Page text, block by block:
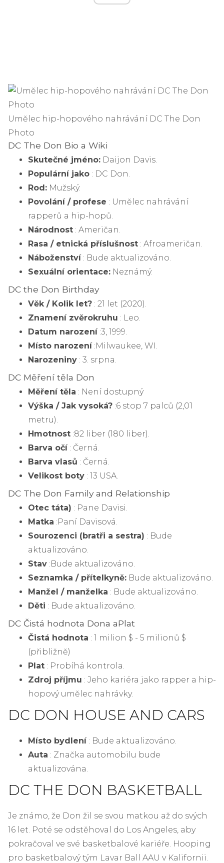
Umělec hip-hopového nahrávání DC The Don
Photo
DC The Don Bio a Wiki
Skutečné jméno: Daijon Davis.
Populární jako : DC Don.
Rod: Mužský.
Povolání / profese : Umělec nahrávání
rapperů a hip-hopů.
Národnost : Američan.
Rasa / etnická příslušnost : Afroameričan.
Náboženství: Bude aktualizováno.
Sexuální orientace: Neznámý.
DC the Don Birthday
Věk / Kolik let? : 21 let (2020).
Znamení zvěrokruhu : Leo.
Datum narození:3, 1999.
Místo narození:Milwaukee, WI.
Narozeniny : 3. srpna
DC Měření těla Don
Měření těla : Není dostupný
Výška / Jak vysoká? :6 stop 7 palců (2,01
metru).
Hmotnost :82 liber (180 liber).
Barva očí: Černá.
Barva vlasů : Černá.
Velikost boty : 13 USA.
DC The Don Family and Relationship
Otec táta) : Pane Davisi.
Matka :Paní Davisová
Sourozenci (bratři a sestra) : Bude
aktualizováno.
Stav :Bude aktualizováno
Seznamka / přítelkyně: Bude aktualizováno.
Manžel / manželka : Bude aktualizováno.
Děti : Bude aktualizováno.
DC Čistá hodnota Dona aPlat
Čistá hodnota : 1 milion $ - 5 milionů $
(přibližně)
Plat : Probíhá kontrola.
Zdroj příjmu : Jeho kariéra jako rapper a hip-
hopový umělec nahrávky.
DC DON HOUSE AND CARS
Místo bydlení: Bude aktualizováno.
Auta : Značka automobilu bude
aktualizována.
DC THE DON BASKETBALL
Je známo, že Don žil se svou matkou až do svých
16 let. Poté se odstěhoval do Los Angeles, aby
pokračoval ve své basketbalové kariéře. Hooping
pro basketbalový tým Lavar Ball AAU v Kalifornii.